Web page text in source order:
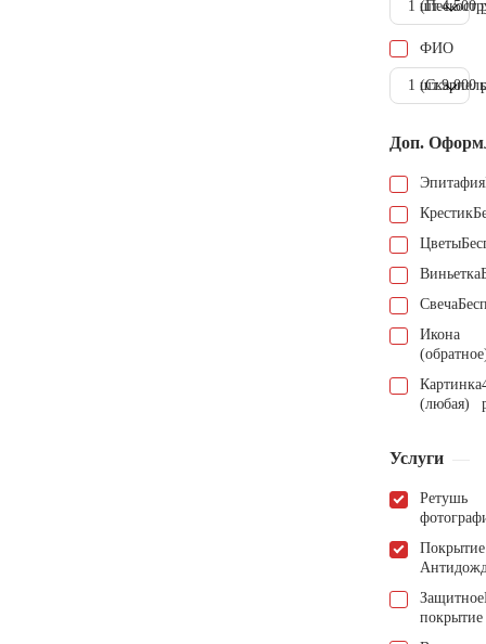
1 шт.4.500
ФИО
1 шт.9.000
Доп.
Эпитафия
Крестик
Цветы
Виньетка
Свеча
Икона
Картинка
(любая)
Услуги
Ретушь
Покрытие
Защитное
покрытие